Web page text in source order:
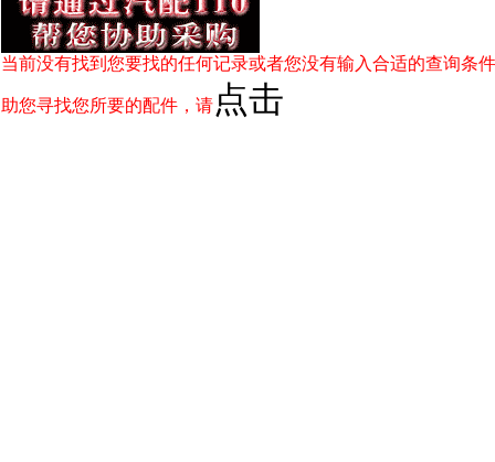
当前没有找到您要找的任何记录或者您没有输入合适的查询条
助您寻找您所要的配件，请 点击